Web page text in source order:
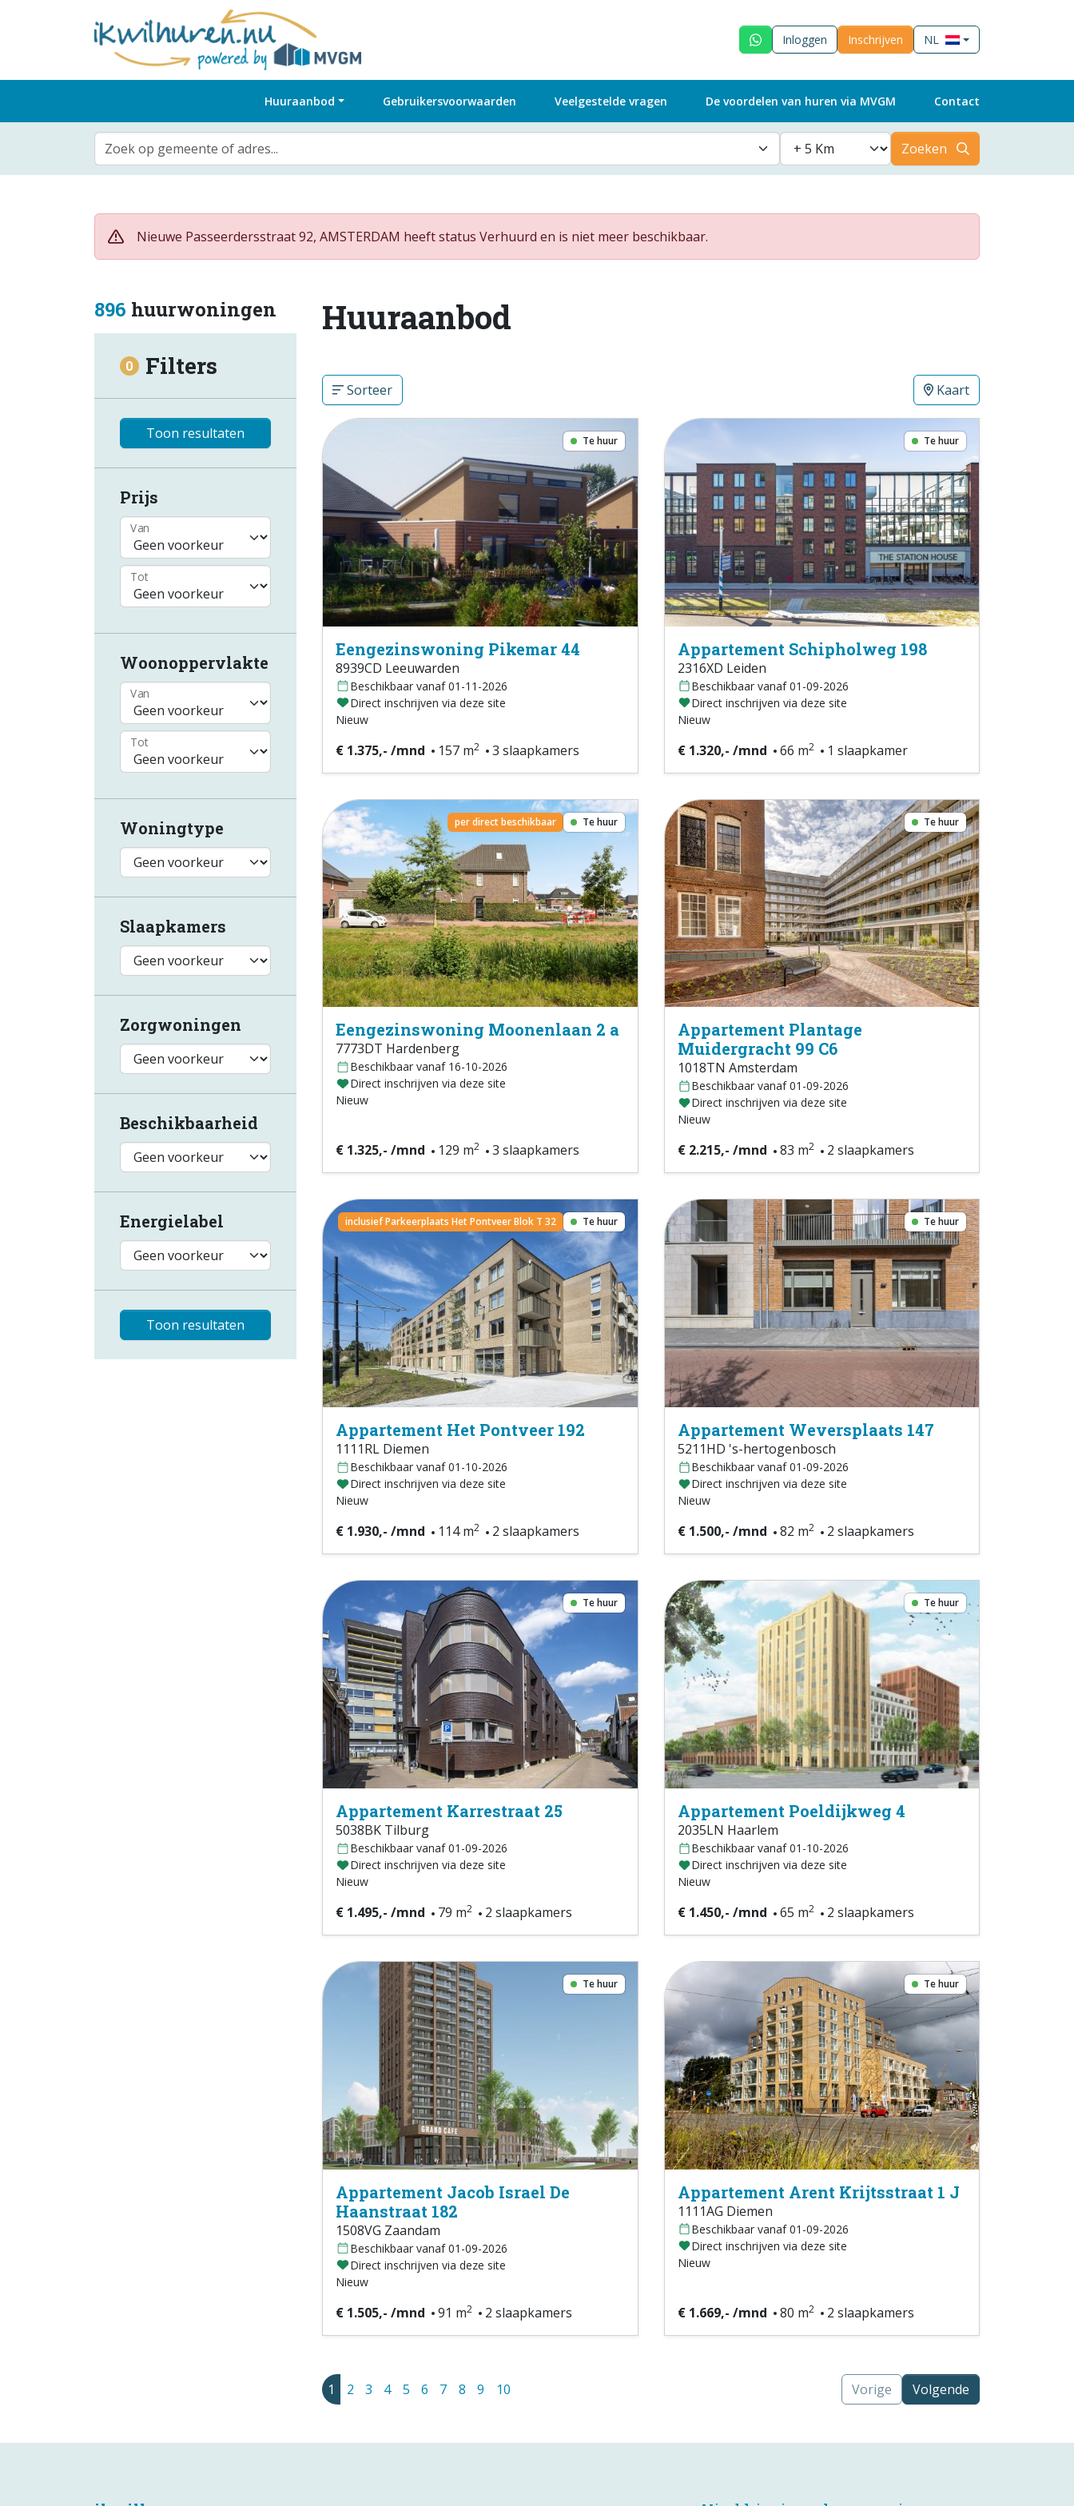
Inloggen Inschrijven NL
Huuraanbod Gebruikersvoorwaarden Veelgestelde vragen De voordelen van huren via MVGM Contact
Zoek op gemeente of adres... Zoeken
Nieuwe Passeerdersstraat 92, AMSTERDAM heeft status Verhuurd en is niet meer beschikbaar.
896 huurwoningen
0 Filters
Toon resultaten
Prijs
Van
Tot
Woonoppervlakte
Van
Tot
Woningtype
Slaapkamers
Zorgwoningen
Beschikbaarheid
Energielabel
Toon resultaten
Huuraanbod
Sorteer Kaart
Te huur
Eengezinswoning Pikemar 44
8939CD Leeuwarden
Beschikbaar vanaf 01-11-2026
Direct inschrijven via deze site
Nieuw
€ 1.375,- /mnd 157 m2 3 slaapkamers
Te huur
Appartement Schipholweg 198
2316XD Leiden
Beschikbaar vanaf 01-09-2026
Direct inschrijven via deze site
Nieuw
€ 1.320,- /mnd 66 m2 1 slaapkamer
per direct beschikbaar Te huur
Eengezinswoning Moonenlaan 2 a
7773DT Hardenberg
Beschikbaar vanaf 16-10-2026
Direct inschrijven via deze site
Nieuw
€ 1.325,- /mnd 129 m2 3 slaapkamers
Te huur
Appartement Plantage
Muidergracht 99 C6
1018TN Amsterdam
Beschikbaar vanaf 01-09-2026
Direct inschrijven via deze site
Nieuw
€ 2.215,- /mnd 83 m2 2 slaapkamers
inclusief Parkeerplaats Het Pontveer Blok T 32 Te huur
Appartement Het Pontveer 192
1111RL Diemen
Beschikbaar vanaf 01-10-2026
Direct inschrijven via deze site
Nieuw
€ 1.930,- /mnd 114 m2 2 slaapkamers
Te huur
Appartement Weversplaats 147
5211HD 's-hertogenbosch
Beschikbaar vanaf 01-09-2026
Direct inschrijven via deze site
Nieuw
€ 1.500,- /mnd 82 m2 2 slaapkamers
Te huur
Appartement Karrestraat 25
5038BK Tilburg
Beschikbaar vanaf 01-09-2026
Direct inschrijven via deze site
Nieuw
€ 1.495,- /mnd 79 m2 2 slaapkamers
Te huur
Appartement Poeldijkweg 4
2035LN Haarlem
Beschikbaar vanaf 01-10-2026
Direct inschrijven via deze site
Nieuw
€ 1.450,- /mnd 65 m2 2 slaapkamers
Te huur
Appartement Jacob Israel De
Haanstraat 182
1508VG Zaandam
Beschikbaar vanaf 01-09-2026
Direct inschrijven via deze site
Nieuw
€ 1.505,- /mnd 91 m2 2 slaapkamers
Te huur
Appartement Arent Krijtsstraat 1 J
1111AG Diemen
Beschikbaar vanaf 01-09-2026
Direct inschrijven via deze site
Nieuw
€ 1.669,- /mnd 80 m2 2 slaapkamers
1 2 3 4 5 6 7 8 9 10 Vorige Volgende